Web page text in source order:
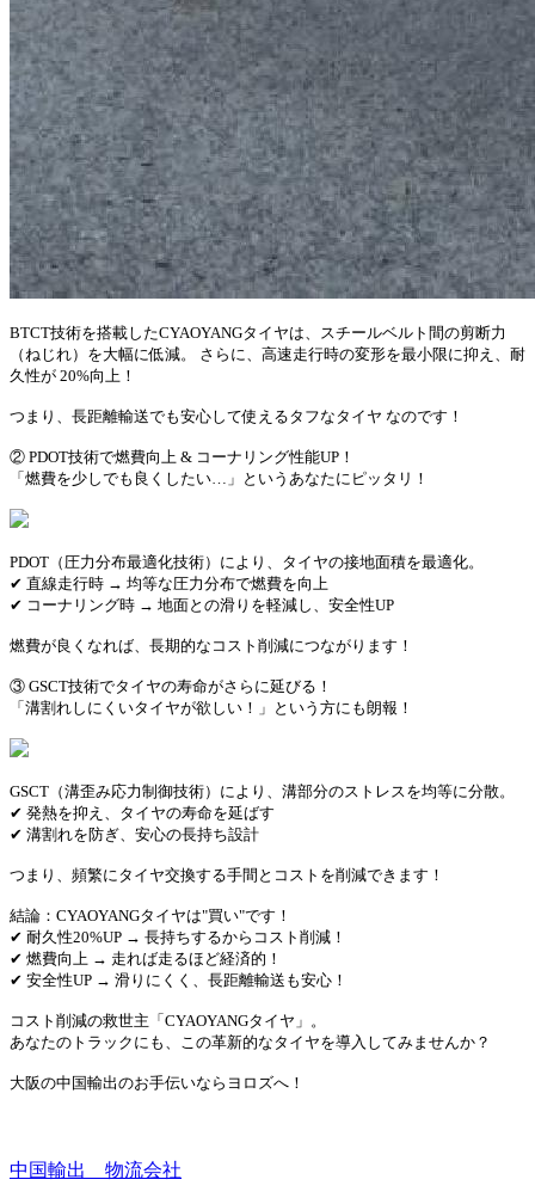
BTCT技術を搭載したCYAOYANGタイヤは、スチールベルト間の剪断力
（ねじれ）を大幅に低減。 さらに、高速走行時の変形を最小限に抑え、耐
久性が 20%向上！
つまり、長距離輸送でも安心して使えるタフなタイヤ なのです！
② PDOT技術で燃費向上 & コーナリング性能UP！
「燃費を少しでも良くしたい…」というあなたにピッタリ！
PDOT（圧力分布最適化技術）により、タイヤの接地面積を最適化。
✔ 直線走行時 → 均等な圧力分布で燃費を向上
✔ コーナリング時 → 地面との滑りを軽減し、安全性UP
燃費が良くなれば、長期的なコスト削減につながります！
③ GSCT技術でタイヤの寿命がさらに延びる！
「溝割れしにくいタイヤが欲しい！」という方にも朗報！
GSCT（溝歪み応力制御技術）により、溝部分のストレスを均等に分散。
✔ 発熱を抑え、タイヤの寿命を延ばす
✔ 溝割れを防ぎ、安心の長持ち設計
つまり、頻繁にタイヤ交換する手間とコストを削減できます！
結論：CYAOYANGタイヤは"買い"です！
✔ 耐久性20%UP → 長持ちするからコスト削減！
✔ 燃費向上 → 走れば走るほど経済的！
✔ 安全性UP → 滑りにくく、長距離輸送も安心！
コスト削減の救世主「CYAOYANGタイヤ」。
あなたのトラックにも、この革新的なタイヤを導入してみませんか？
大阪の中国輸出のお手伝いならヨロズへ！
中国輸出 物流会社